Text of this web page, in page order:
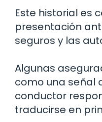
Este historial es
presentación
seguros y las
Algunas
como una señal
conductor
traducirse en